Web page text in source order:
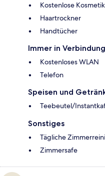
Kostenlose
Haartrockner
Handtücher
Immer in
Kostenloses WLAN
Telefon
Speisen und
Teebeutel/
Sonstiges
Tägliche
Zimmersafe